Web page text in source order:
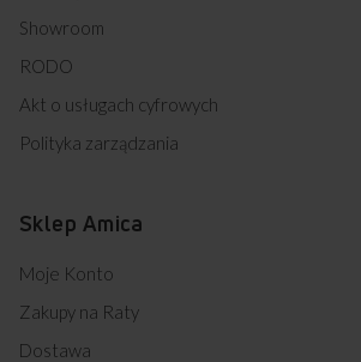
Showroom
RODO
Akt o usługach cyfrowych
Polityka zarządzania
Sklep Amica
Moje Konto
Zakupy na Raty
Dostawa